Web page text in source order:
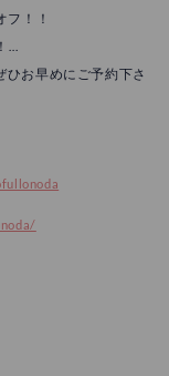
フ！！
…
ひお早めにご予約下さ